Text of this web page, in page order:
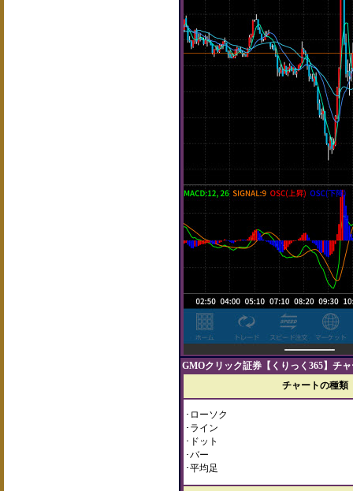
GMOクリック証券【くりっく365】チ
チャートの種類
･ローソク
･ライン
･ドット
･バー
･平均足